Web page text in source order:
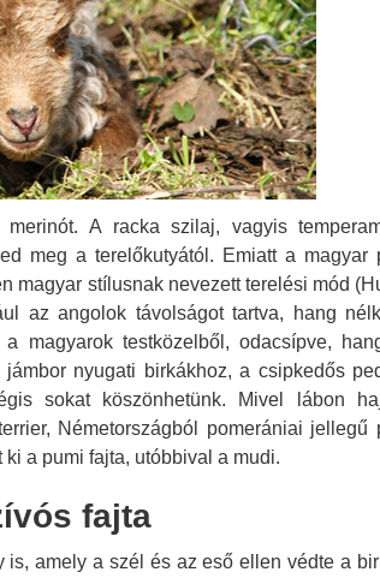
A racka szilaj, vagyis
meg a terelőkutyától. Emiatt a magyar
magyar stílusnak nevezett terelési mód
az angolok távolságot tartva, hang
magyarok testközelből, odacsípve,
nyugati birkákhoz, a csipkedős
sokat köszönhetünk. Mivel lábon
Németországból pomerániai jellegű
a pumi fajta, utóbbival a mudi.
fajta
amely a szél és az eső ellen védte a